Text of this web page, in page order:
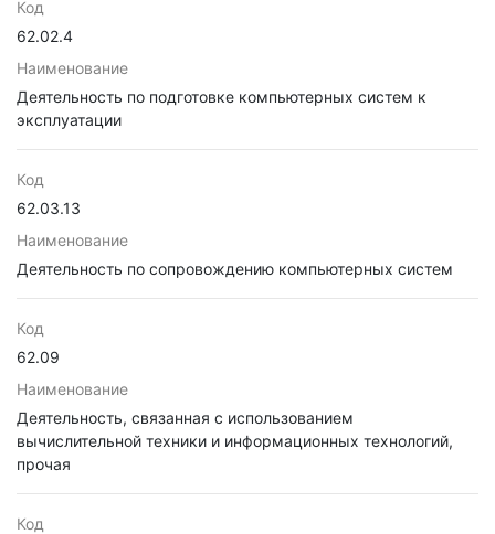
Код
62.02.4
Наименование
Деятельность по подготовке компьютерных систем к
эксплуатации
Код
62.03.13
Наименование
Деятельность по сопровождению компьютерных систем
Код
62.09
Наименование
Деятельность, связанная с использованием
вычислительной техники и информационных технологий,
прочая
Код